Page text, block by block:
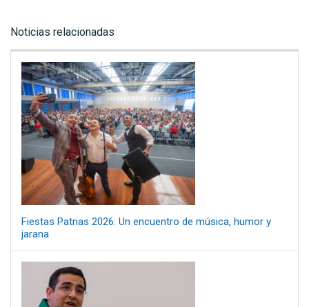
Noticias relacionadas
Fiestas Patrias 2026: Un encuentro de música, humor y
jarana